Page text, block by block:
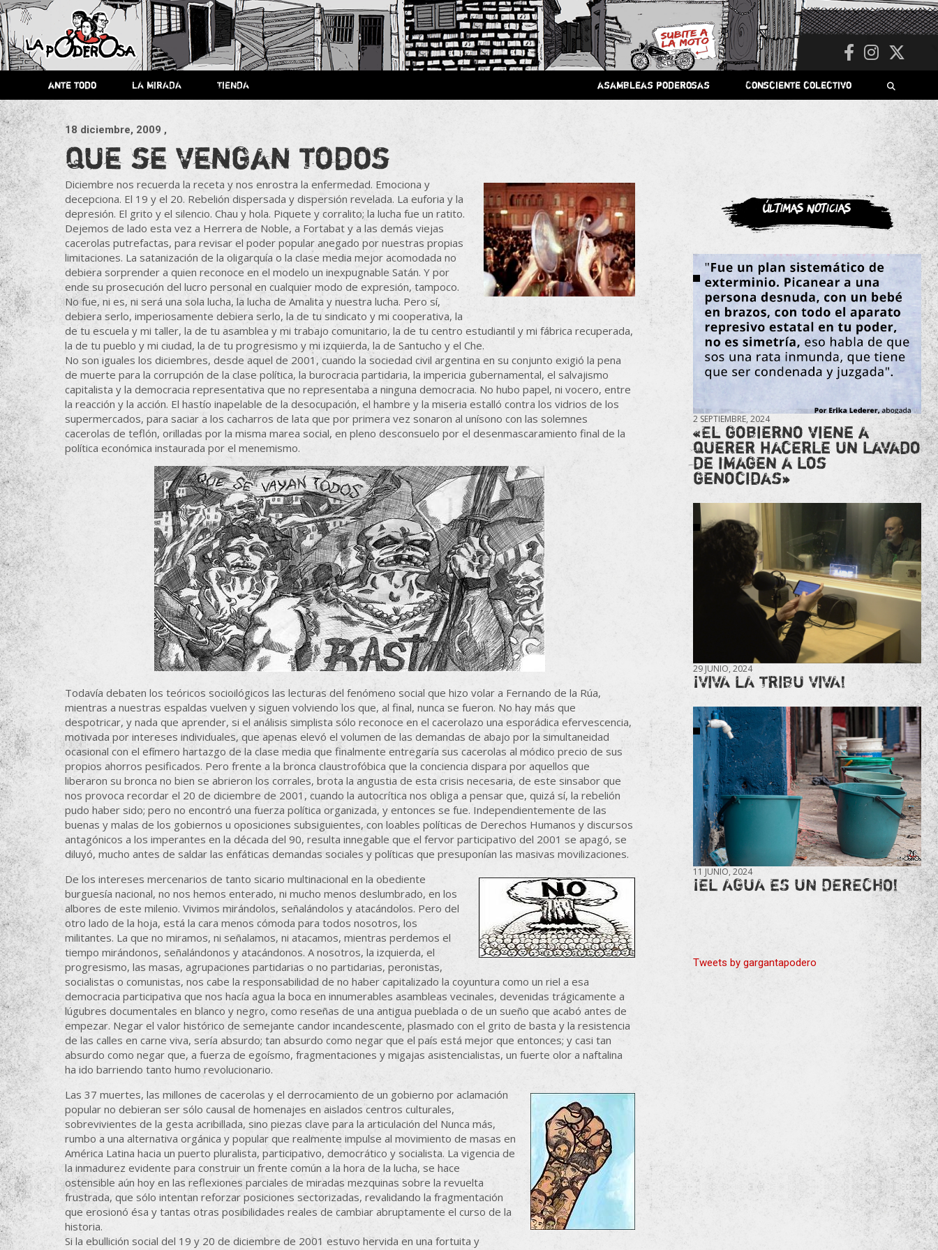
Saltar
al
contenido
La
Poderosa
Revista de cultura villera,
brazo literario del movimiento
La Poderosa.
La Poderosa
ante todo LA MIRADA TIENDA asambleas poderosas Consciente colectivo
18 diciembre, 2009 ,
Que se vengan todos
Diciembre nos recuerda la receta y nos enrostra la enfermedad. Emociona y
decepciona. El 19 y el 20. Rebelión dispersada y dispersión revelada. La euforia y la
depresión. El grito y el silencio. Chau y hola. Piquete y corralito; la lucha fue un ratito.
Dejemos de lado esta vez a Herrera de Noble, a Fortabat y a las demás viejas
cacerolas putrefactas, para revisar el poder popular anegado por nuestras propias
limitaciones. La satanización de la oligarquía o la clase media mejor acomodada no
debiera sorprender a quien reconoce en el modelo un inexpugnable Satán. Y por
ende su prosecución del lucro personal en cualquier modo de expresión, tampoco.
No fue, ni es, ni será una sola lucha, la lucha de Amalita y nuestra lucha. Pero sí,
debiera serlo, imperiosamente debiera serlo, la de tu sindicato y mi cooperativa, la
de tu escuela y mi taller, la de tu asamblea y mi trabajo comunitario, la de tu centro estudiantil y mi fábrica recuperada,
la de tu pueblo y mi ciudad, la de tu progresismo y mi izquierda, la de Santucho y el Che.
No son iguales los diciembres, desde aquel de 2001, cuando la sociedad civil argentina en su conjunto exigió la pena
de muerte para la corrupción de la clase política, la burocracia partidaria, la impericia gubernamental, el salvajismo
capitalista y la democracia representativa que no representaba a ninguna democracia. No hubo papel, ni vocero, entre
la reacción y la acción. El hastío inapelable de la desocupación, el hambre y la miseria estalló contra los vidrios de los
supermercados, para saciar a los cacharros de lata que por primera vez sonaron al unísono con las solemnes
cacerolas de teflón, orilladas por la misma marea social, en pleno desconsuelo por el desenmascaramiento final de la
política económica instaurada por el menemismo.
Todavía debaten los teóricos socioilógicos las lecturas del fenómeno social que hizo volar a Fernando de la Rúa,
mientras a nuestras espaldas vuelven y siguen volviendo los que, al final, nunca se fueron. No hay más que
despotricar, y nada que aprender, si el análisis simplista sólo reconoce en el cacerolazo una esporádica efervescencia,
motivada por intereses individuales, que apenas elevó el volumen de las demandas de abajo por la simultaneidad
ocasional con el efímero hartazgo de la clase media que finalmente entregaría sus cacerolas al módico precio de sus
propios ahorros pesificados. Pero frente a la bronca claustrofóbica que la conciencia dispara por aquellos que
liberaron su bronca no bien se abrieron los corrales, brota la angustia de esta crisis necesaria, de este sinsabor que
nos provoca recordar el 20 de diciembre de 2001, cuando la autocrítica nos obliga a pensar que, quizá sí, la rebelión
pudo haber sido; pero no encontró una fuerza política organizada, y entonces se fue. Independientemente de las
buenas y malas de los gobiernos u oposiciones subsiguientes, con loables políticas de Derechos Humanos y discursos
antagónicos a los imperantes en la década del 90, resulta innegable que el fervor participativo del 2001 se apagó, se
diluyó, mucho antes de saldar las enfáticas demandas sociales y políticas que presuponían las masivas movilizaciones.
De los intereses mercenarios de tanto sicario multinacional en la obediente
burguesía nacional, no nos hemos enterado, ni mucho menos deslumbrado, en los
albores de este milenio. Vivimos mirándolos, señalándolos y atacándolos. Pero del
otro lado de la hoja, está la cara menos cómoda para todos nosotros, los
militantes. La que no miramos, ni señalamos, ni atacamos, mientras perdemos el
tiempo mirándonos, señalándonos y atacándonos. A nosotros, la izquierda, el
progresismo, las masas, agrupaciones partidarias o no partidarias, peronistas,
socialistas o comunistas, nos cabe la responsabilidad de no haber capitalizado la coyuntura como un riel a esa
democracia participativa que nos hacía agua la boca en innumerables asambleas vecinales, devenidas trágicamente a
lúgubres documentales en blanco y negro, como reseñas de una antigua pueblada o de un sueño que acabó antes de
empezar. Negar el valor histórico de semejante candor incandescente, plasmado con el grito de basta y la resistencia
de las calles en carne viva, sería absurdo; tan absurdo como negar que el país está mejor que entonces; y casi tan
absurdo como negar que, a fuerza de egoísmo, fragmentaciones y migajas asistencialistas, un fuerte olor a naftalina
ha ido barriendo tanto humo revolucionario.
Las 37 muertes, las millones de cacerolas y el derrocamiento de un gobierno por aclamación
popular no debieran ser sólo causal de homenajes en aislados centros culturales,
sobrevivientes de la gesta acribillada, sino piezas clave para la articulación del Nunca más,
rumbo a una alternativa orgánica y popular que realmente impulse al movimiento de masas en
América Latina hacia un puerto pluralista, participativo, democrático y socialista. La vigencia de
la inmadurez evidente para construir un frente común a la hora de la lucha, se hace
ostensible aún hoy en las reflexiones parciales de miradas mezquinas sobre la revuelta
frustrada, que sólo intentan reforzar posiciones sectorizadas, revalidando la fragmentación
que erosionó ésa y tantas otras posibilidades reales de cambiar abruptamente el curso de la
historia.
Si la ebullición social del 19 y 20 de diciembre de 2001 estuvo hervida en una fortuita y
Últimas noticias
2 SEPTIEMBRE, 2024
«El gobierno viene a
querer hacerle un lavado
de imagen a los
genocidas»
29 JUNIO, 2024
¡VIVA LA TRIBU VIVA!
11 JUNIO, 2024
¡EL AGUA ES UN DERECHO!
Tweets by gargantapodero